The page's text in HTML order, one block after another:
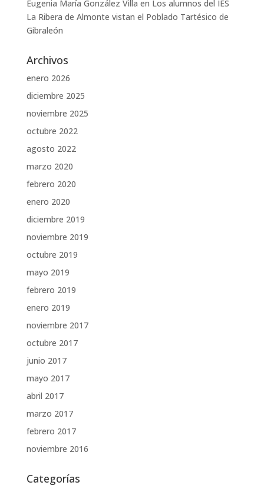
Eugenia María González Villa en Los alumnos del IES
La Ribera de Almonte vistan el Poblado Tartésico de
Gibraleón
Archivos
enero 2026
diciembre 2025
noviembre 2025
octubre 2022
agosto 2022
marzo 2020
febrero 2020
enero 2020
diciembre 2019
noviembre 2019
octubre 2019
mayo 2019
febrero 2019
enero 2019
noviembre 2017
octubre 2017
junio 2017
mayo 2017
abril 2017
marzo 2017
febrero 2017
noviembre 2016
Categorías